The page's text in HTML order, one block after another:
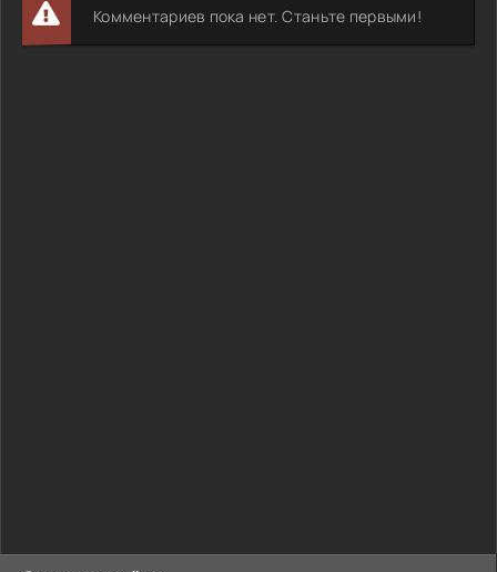
Комментариев пока нет. Станьте первыми!